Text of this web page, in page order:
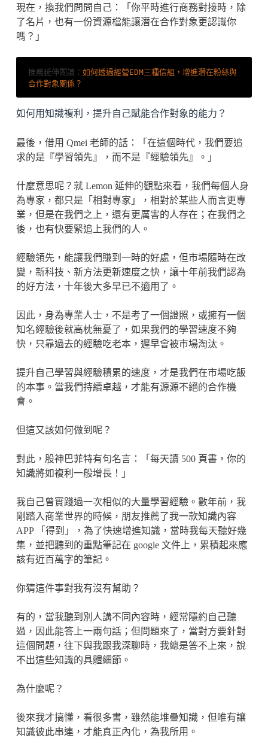
現在，換我們問問自己：「你平時進行商務對接時，除
了名片，也有一份資源檔能讓潛在合作對象更認識你
嗎？」
推薦延伸閱讀： 如何透過經營EDM三種信組，增進潛在粉絲與
合作對象關係？
如何用知識複利，提升自己賦能合作對象的能力？
最後，借用 Qmei 老師的話：「在這個時代，我們要追
求的是『學習領先』，而不是『經驗領先』。」
什麼意思呢？就 Lemon 延伸的觀點來看，我們每個人身
為專家，都只是「相對專家」，相對於某些人而言更專
業，但是在我們之上，還有更厲害的人存在；在我們之
後，也有快要緊追上我們的人。
經驗領先，能讓我們賺到一時的好處，但市場隨時在改
變，新科技、新方法更新速度之快，讓十年前我們認為
的好方法，十年後大多早已不適用了。
因此，身為專業人士，不是考了一個證照，或擁有一個
知名經驗後就高枕無憂了，如果我們的學習速度不夠
快，只靠過去的經驗吃老本，遲早會被市場淘汰。
提升自己學習與經驗積累的速度，才是我們在市場吃飯
的本事。當我們持續卓越，才能有源源不絕的合作機
會。
但這又該如何做到呢？
對此，股神巴菲特有句名言：「每天讀 500 頁書，你的
知識將如複利一般增長！」
我自己曾實踐過一次相似的大量學習經驗。數年前，我
剛踏入商業世界的時候，朋友推薦了我一款知識內容
APP 「得到」，為了快速增進知識，當時我每天聽好幾
集，並把聽到的重點筆記在 google 文件上，累積起來應
該有近百萬字的筆記。
你猜這件事對我有沒有幫助？
有的，當我聽到別人講不同內容時，經常隱約自己聽
過，因此能答上一兩句話；但問題來了，當對方要針對
這個問題，往下與我跟我深聊時，我總是答不上來，說
不出這些知識的具體細節。
為什麼呢？
後來我才搞懂，看很多書，雖然能堆疊知識，但唯有讓
知識彼此串連，才能真正內化，為我所用。